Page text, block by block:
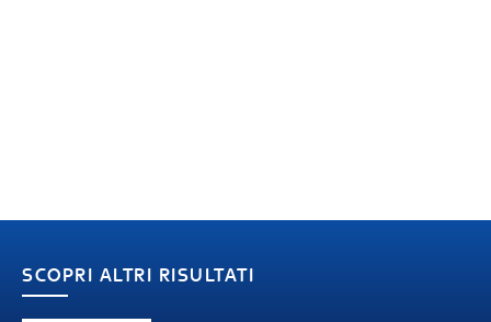
SCOPRI ALTRI RISULTATI